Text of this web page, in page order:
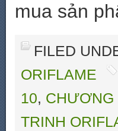
mua sản
FILED
ORIFLAME
10, CHƯƠNG
TRINH